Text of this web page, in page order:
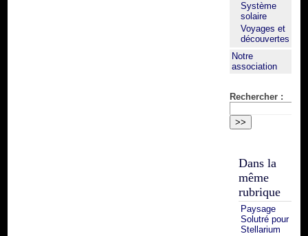
Système
solaire
Voyages et
découvertes
Notre
association
Rechercher :
Dans la
même
rubrique
Paysage
Solutré pour
Stellarium